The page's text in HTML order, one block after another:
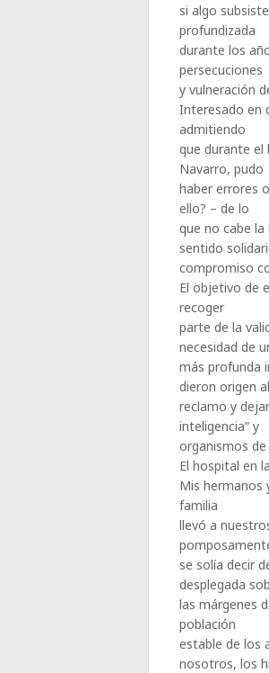
si algo
profundizada
durante los
persecuciones
y vulneración
Interesado en
admitiendo
que durante el
Navarro, pudo
haber errores
ello? – de lo
que no cabe
sentido
compromiso
El objetivo de
recoger
parte de la
necesidad de
más profunda
dieron origen al
reclamo y
inteligencia” y
organismos de
El hospital en
Mis hermanos
familia
llevó a
se solía decir
desplegada
las márgenes
población
estable de los
nosotros, los